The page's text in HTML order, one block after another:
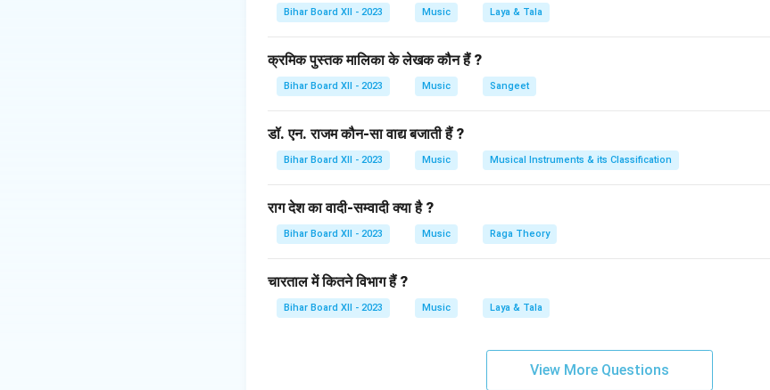
में अच्छा असर डालता है और इसे विशेष रूप से खयाल गायकी और नृत्य में प्रयोग किया जाता है।
प्रकार, तीनताल में कुल 5 विभाग होते हैं, जो ताल की लयात्मक संरचना को स्पष्ट रूप से दर्शाते हैं।
Download Solution in PDF
Bihar Board XII - 2023 Music Laya & Tala
क्रमिक पुस्तक मालिका के लेखक कौन हैं ?
Bihar Board XII - 2023 Music Sangeet
डॉ. एन. राजम कौन-सा वाद्य बजाती हैं ?
Bihar Board XII - 2023 Music Musical Instruments & its Classification
राग देश का वादी-सम्वादी क्या है ?
Bihar Board XII - 2023 Music Raga Theory
चारताल में कितने विभाग हैं ?
Bihar Board XII - 2023 Music Laya & Tala
View More Questions